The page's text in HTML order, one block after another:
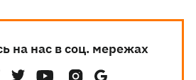
на нас в соц. мережах